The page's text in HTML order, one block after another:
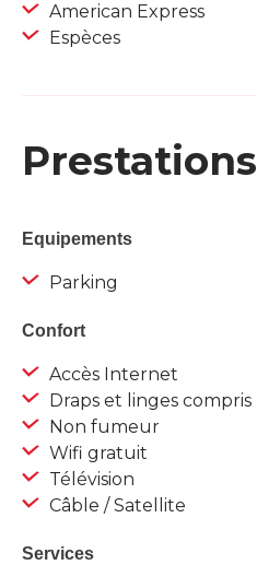
American Express
Espèces
Prestations
Equipements
Parking
Confort
Accès Internet
Draps et linges compris
Non fumeur
Wifi gratuit
Télévision
Câble / Satellite
Services